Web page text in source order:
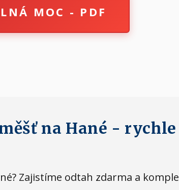
MOC - PDF
na Hané -
Zajistíme odtah zdarma a